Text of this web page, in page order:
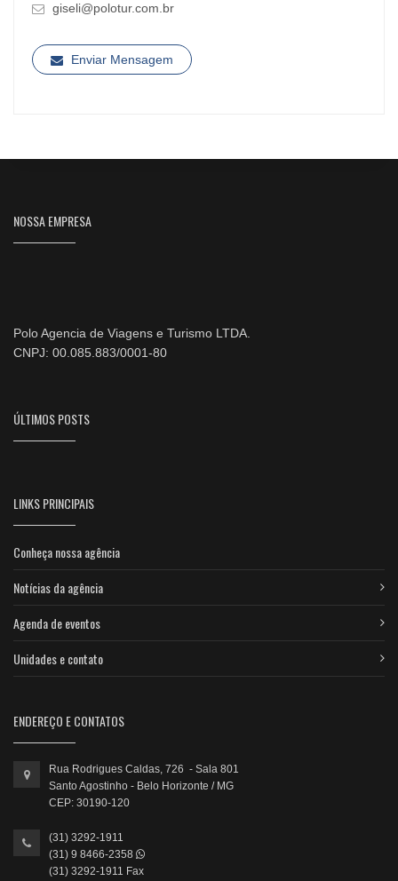
giseli@polotur.com.br
Enviar Mensagem
NOSSA EMPRESA
Polo Agencia de Viagens e Turismo LTDA.
CNPJ: 00.085.883/0001-80
ÚLTIMOS POSTS
LINKS PRINCIPAIS
Conheça nossa agência
Notícias da agência
Agenda de eventos
Unidades e contato
ENDEREÇO E CONTATOS
Rua Rodrigues Caldas, 726 - Sala 801
Santo Agostinho - Belo Horizonte / MG
CEP: 30190-120
(31) 3292-1911
(31) 9 8466-2358
(31) 3292-1911 Fax